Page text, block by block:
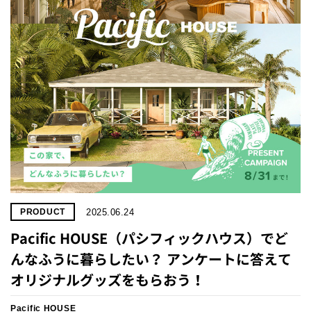
PRODUCT 2025.06.24
Pacific HOUSE（パシフィックハウス）でど
んなふうに暮らしたい？ アンケートに答えて
オリジナルグッズをもらおう！
Pacific HOUSE